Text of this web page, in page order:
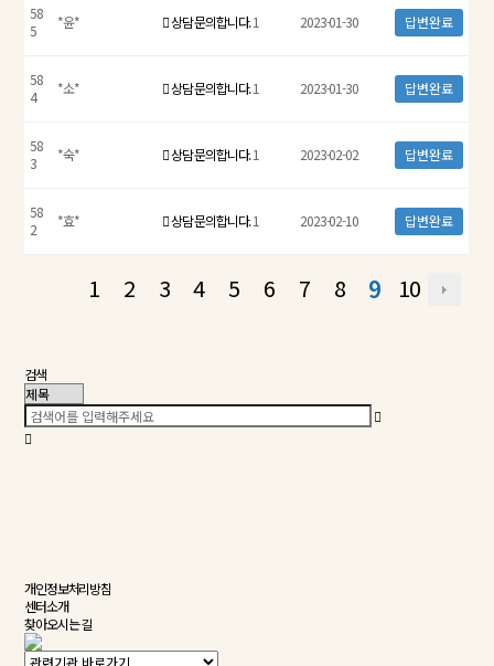
58
5
*윤* 상담 문의합니다.1 2023-01-30 답변완료
58
4
*소* 상담 문의합니다.1 2023-01-30 답변완료
58
3
*숙* 상담 문의합니다.1 2023-02-02 답변완료
58
2
*효* 상담 문의합니다.1 2023-02-10 답변완료
1 2 3 4 5 6 7 8 9 10
검색
개인정보처리방침
센터소개
찾아오시는 길